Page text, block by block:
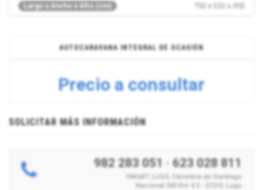
Largo x Ancho x Alto (cm) 752 x 232 x 302
AUTOCARAVANA INTEGRAL DE OCASIÓN
Precio a consultar
SOLICITAR MÁS INFORMACIÓN
982 283 051 ·623 028 811
YAKART LUGO, Carretera de Santiago
Nacional 540 Km 4.5 - 27210, Lugo